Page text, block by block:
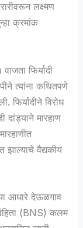
लक्ष्मण
क्रमांक
फिर्यादी
त्यांना कथितपणे
फिर्यादीने विरोध
मारहाण
झाल्याचे वैद्यकीय
आधारे देऊळगाव
संहिता (BNS) कलम